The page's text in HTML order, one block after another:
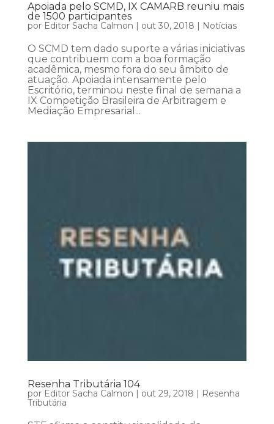
Apoiada pelo SCMD, IX CAMARB reuniu mais
de 1500 participantes
por Editor Sacha Calmon | out 30, 2018 | Notícias
O SCMD tem dado suporte a várias iniciativas
que contribuem com a boa formação
acadêmica, mesmo fora do seu âmbito de
atuação. Apoiada intensamente pelo
Escritório, terminou neste final de semana a
IX Competição Brasileira de Arbitragem e
Mediação Empresarial...
Resenha Tributária 104
por Editor Sacha Calmon | out 29, 2018 | Resenha
Tributária